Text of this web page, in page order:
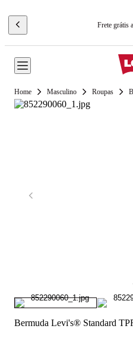
Frete grátis
Masculino Roupas
Bermuda Levi's® Standard